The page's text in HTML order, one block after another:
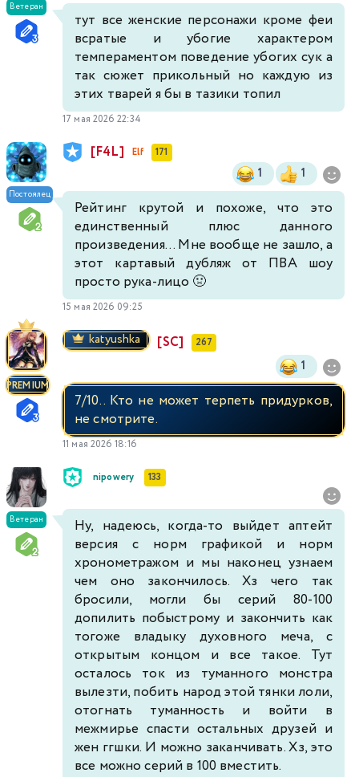
Ветеран
тут все женские персонажи кроме феи
всратые и убогие характером
темпераментом поведение убогих сук а
так сюжет прикольный но каждую из
этих тварей я бы в тазики топил
17 мая 2026 22:34
Постоялец
[F4L] Elf 171
1 1
Рейтинг крутой и похоже, что это
единственный плюс данного
произведения... Мне вообще не зашло, а
этот картавый дубляж от ПВА шоу
просто рука-лицо 🤢
15 мая 2026 09:25
PREMIUM
katyushka [SC] 267
1
7/10.. Кто не может терпеть придурков,
не смотрите.
11 мая 2026 18:16
Ветеран
nipowery 133
Ну, надеюсь, когда-то выйдет аптейт
версия с норм графикой и норм
хронометражом и мы наконец узнаем
чем оно закончилось. Хз чего так
бросили, могли бы серий 80-100
допилить побыстрому и закончить как
тогоже владыку духовного меча, с
открытым концом и все такое. Тут
осталось ток из туманного монстра
вылезти, побить народ этой тянки лоли,
отогнать туманность и войти в
межмирье спасти остальных друзей и
жен ггшки. И можно заканчивать. Хз, это
все можно серий в 100 вместить.